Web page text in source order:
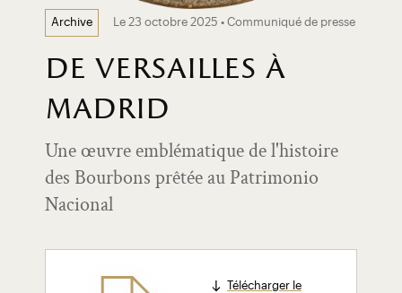
Archive Le 23 octobre 2025 • Communiqué de presse
de versailles à
madrid
Une œuvre emblématique de l'histoire
des Bourbons prêtée au Patrimonio
Nacional
Télécharger le